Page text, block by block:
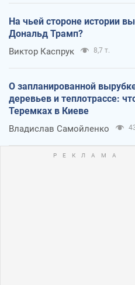
На чьей стороне истории
Дональд Трамп?
Виктор Каспрук 8,7 т.
О запланированной
деревьев и теплотрассе:
Теремках в Киеве
Владислав Самойленко